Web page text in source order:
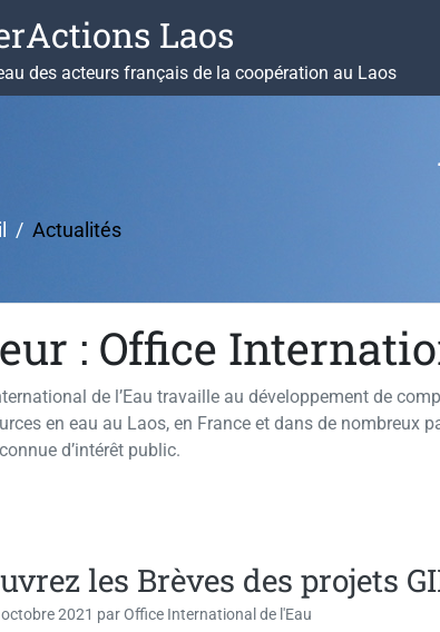
Laos
des acteurs français de la coopération au Laos
Actualités
: Office
de l’Eau travaille au développement de
en eau au Laos, en France et dans de nombreux
d’intérêt public.
les Brèves des projets
2021 parOffice International de l'Eau